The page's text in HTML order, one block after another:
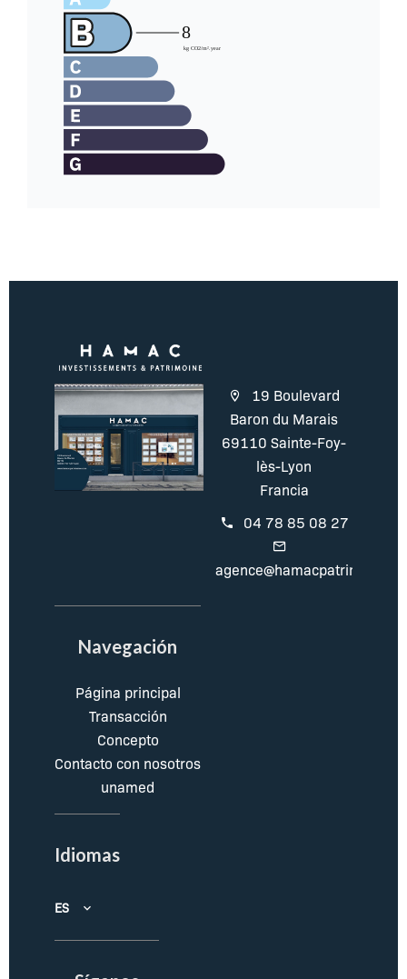
19 Boulevard
Baron du Marais
69110 Sainte-Foy-
lès-Lyon
Francia
04 78 85 08 27
Navegación
Página principal
Transacción
Concepto
Contacto con nosotros
unamed
Idiomas
ES